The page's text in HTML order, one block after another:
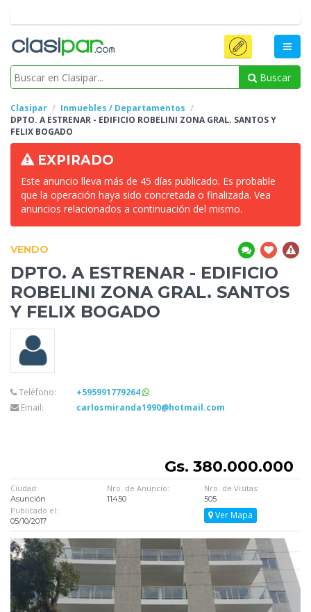
Buscar
Clasipar
Inmuebles / Departamentos
DPTO. A ESTRENAR - EDIFICIO ROBELINI ZONA GRAL. SANTOS Y
FELIX BOGADO
EXPIRADO
Este anuncio lleva más de 45 días publicado. Es probable
que la operación haya sido concretada o finalizada. Vea
anuncios relacionados a continuación del mismo.
VENDO
DPTO. A ESTRENAR - EDIFICIO
ROBELINI ZONA GRAL. SANTOS
Y FELIX BOGADO
Teléfono:
+595991779264
Email:
carlosmiranda1990@hotmail.com
Gs. 380.000.000
Ciudad:
Asunción
Nro. de Anuncio:
11450
Nro. de Visitas:
505
Publicado el:
05/10/2017
Ver Mapa